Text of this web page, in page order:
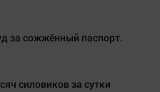
за сожжённый паспорт.
силовиков за сутки